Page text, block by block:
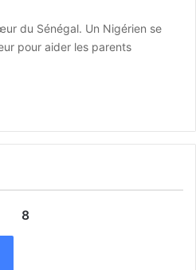
du Sénégal. Un Nigérien se
pour aider les parents
8